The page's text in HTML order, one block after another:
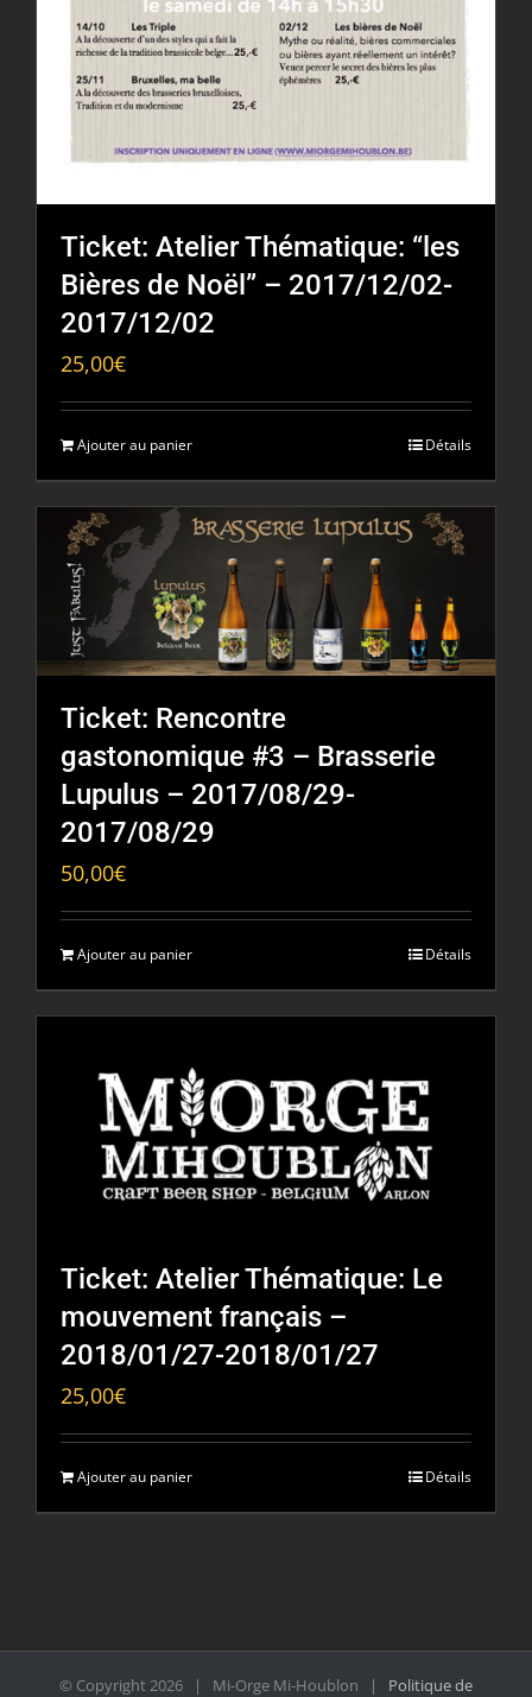
Ticket: Atelier Thématique: “les
Bières de Noël” – 2017/12/02-
2017/12/02
25,00€
Ajouter au panier Détails
Ticket: Rencontre
gastonomique #3 – Brasserie
Lupulus – 2017/08/29-
2017/08/29
50,00€
Ajouter au panier Détails
Ticket: Atelier Thématique: Le
mouvement français –
2018/01/27-2018/01/27
25,00€
Ajouter au panier Détails
© Copyright2026 | Mi-Orge Mi-Houblon | Politique de